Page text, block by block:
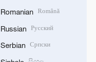
Romanian Română
Russian Русский
Serbian Српски